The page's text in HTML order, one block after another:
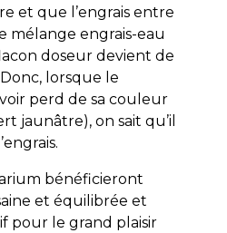
et que l’engrais entre
mélange engrais-eau
doseur devient de
lorsque le
perd de sa couleur
jaunâtre), on sait qu’il
bénéficieront
et équilibrée et
pour le grand plaisir